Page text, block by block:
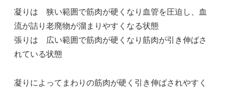
凝りは 狭い範囲で筋肉が硬くなり血管を圧迫し、血
流が詰り老廃物が溜まりやすくなる状態
張りは 広い範囲で筋肉が硬くなり筋肉が引き伸ばさ
れている状態
凝りによってまわりの筋肉が硬く引き伸ばされやすく